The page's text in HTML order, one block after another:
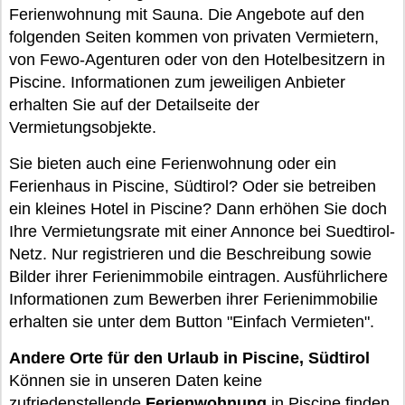
Ferienwohnung mit Sauna. Die Angebote auf den
folgenden Seiten kommen von privaten Vermietern,
von Fewo-Agenturen oder von den Hotelbesitzern in
Piscine. Informationen zum jeweiligen Anbieter
erhalten Sie auf der Detailseite der
Vermietungsobjekte.
Sie bieten auch eine Ferienwohnung oder ein
Ferienhaus in Piscine, Südtirol? Oder sie betreiben
ein kleines Hotel in Piscine? Dann erhöhen Sie doch
Ihre Vermietungsrate mit einer Annonce bei Suedtirol-
Netz. Nur registrieren und die Beschreibung sowie
Bilder ihrer Ferienimmobile eintragen. Ausführlichere
Informationen zum Bewerben ihrer Ferienimmobilie
erhalten sie unter dem Button "Einfach Vermieten".
Andere Orte für den Urlaub in Piscine, Südtirol
Können sie in unseren Daten keine